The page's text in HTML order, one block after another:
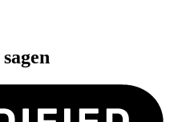
sagen